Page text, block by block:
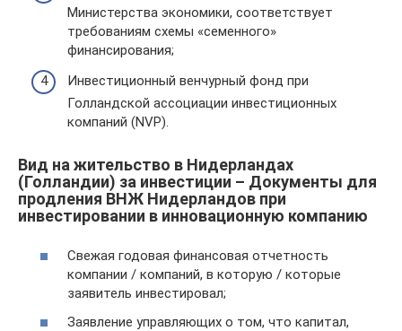
Министерства экономики, соответствует
требованиям схемы «семенного»
финансирования;
Инвестиционный венчурный фонд при
Голландской ассоциации инвестиционных
компаний (NVP).
Вид на жительство в Нидерландах
(Голландии) за инвестиции – Документы для
продления ВНЖ Нидерландов при
инвестировании в инновационную компанию
Свежая годовая финансовая отчетность
компании / компаний, в которую / которые
заявитель инвестировал;
Заявление управляющих о том, что капитал,